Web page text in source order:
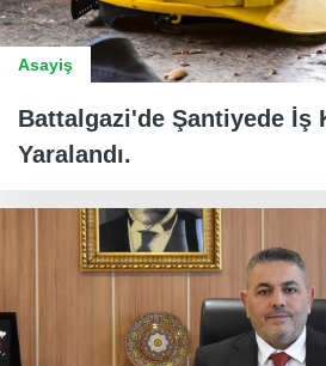
Asayiş
Battalgazi'de Şantiyede İş
Yaralandı.